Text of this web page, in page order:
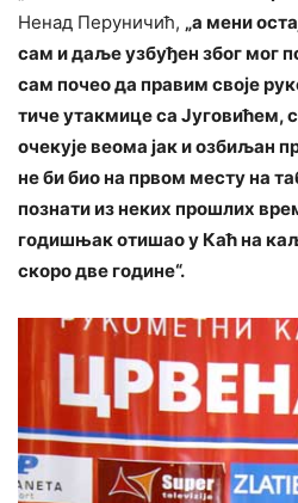
Ненад Перуничић, „а мени
сам и даље узбуђен због мог
сам почео да правим своје
тиче утакмице са Југовићем,
очекује веома јак и озбиљан
не би био на првом месту на
познати из неких прошлих
годишњак отишао у Каћ на
скоро две године“.